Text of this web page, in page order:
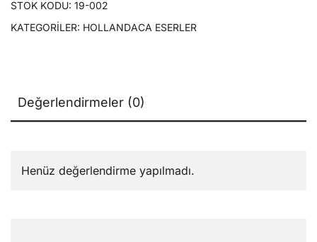
STOK KODU: 19-002
KATEGORILER: HOLLANDACA ESERLER
Değerlendirmeler (0)
Henüz değerlendirme yapılmadı.